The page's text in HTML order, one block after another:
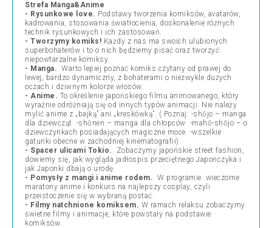
Strefa Manga&Anime
- Rysunkowe love. Podstawy tworzenia komiksów, avatarów,
kadrowania, stosowania światłocienia, doskonalenie różnych
technik rysunkowych i ich zastosowań.
- Tworzymy komiks! Każdy z nas ma swoich ulubionych
superbohaterów i to o nich będziemy pisać oraz tworzyć
niepowtarzalne komiksy.
- Manga. Warto lepiej poznać komiks czytany od prawej do
lewej, bardzo dynamiczny, z bohaterami o niezwykle dużych
oczach i dziwnym kolorze włosów.
- Anime. To określenie japońskiego filmu animowanego, który
wyraźnie odróżniają się od innych typów animacji. Nie należy
mylić anime z „bajką” ani „kreskówką”. ( Poznaj: -shōjo – manga
dla dziewcząt -shōnen – manga dla chłopców -mahō-shōjo – o
dziewczynkach posiadających magiczne moce -wszelkie
gatunki obecne w zachodniej kinematografii).
- Spacer ulicami Tokio.
Zobaczymy japońskie street fashion,
dowiemy się, jak wygląda jadłospis przeciętnego Japończyka i
jak Japonki dbają o urodę.
- Pomysły z mangi i anime rodem. W programie: wieczorne
maratony anime i konkurs na najlepszy cosplay, czyli
przeistoczenie się w wybraną postać.
- Filmy natchnione komiksem. W ramach relaksu zobaczymy
świetne filmy i animacje, które powstały na podstawie
komiksów.